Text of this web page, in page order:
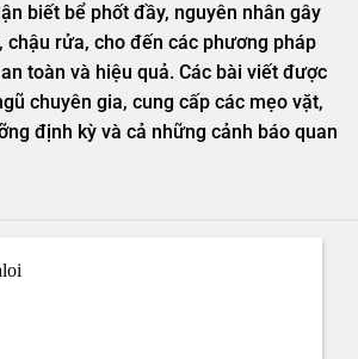
biết bể phốt đầy, nguyên nhân gây
chậu rửa, cho đến các phương pháp
toàn và hiệu quả. Các bài viết được
chuyên gia, cung cấp các mẹo vặt,
định kỳ và cả những cảnh báo quan